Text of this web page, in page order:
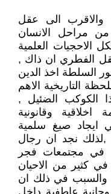
والاقرب الى عقل
مراحل الانسان
الاحجيات العلمية
الفطري ان ذاك ,
السلطة اخذ الدين
التاريخية الاهم
الكوكب الضئيل ,
وقانونية
ايجاد صيغ سلمية
,لذلك نجد ان رجال
في مجتمعات فجر
في كثير من الاحيان
والسبب في ذلك ان